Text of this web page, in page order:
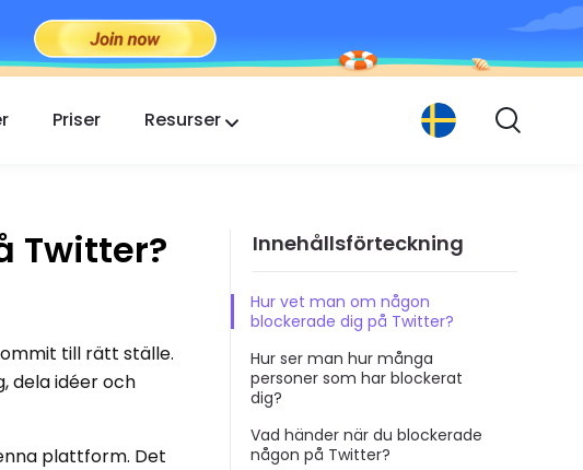
Priser Resurser
Twitter?
till rätt ställe.
dela idéer och
plattform. Det
Innehållsförteckning
Hur vet man om någon
blockerade dig på Twitter?
Hur ser man hur många
personer som har blockerat
dig?
Vad händer när du blockerade
någon på Twitter?